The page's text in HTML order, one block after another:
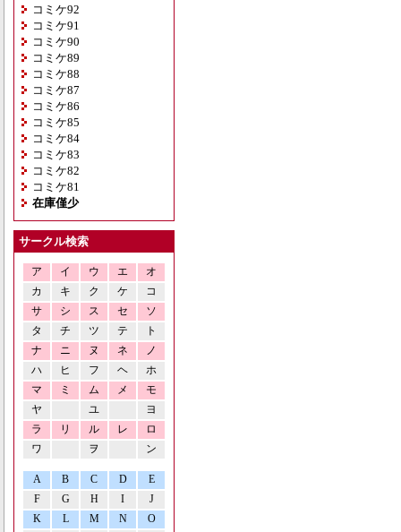
コミケ92
コミケ91
コミケ90
コミケ89
コミケ88
コミケ87
コミケ86
コミケ85
コミケ84
コミケ83
コミケ82
コミケ81
在庫僅少
サークル検索
ア イ ウ エ
オ
カ
キ ク ケ
コ
サ
シ ス セ
ソ
タ
チ ツ テ
ト
ナ
ニ ヌ ネ
ノ
ハ
ヒ フ ヘ
ホ
マ
ミ ム メ
モ
ヤ
ユ
ヨ
ラ
リ ル レ
ロ
ワ
ヲ ン
A B C D
E
F
G H I
J
K
L M N O